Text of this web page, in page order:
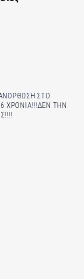
ΣΤΟ
ΧΡΟΝΙΑ!!!ΔΕΝ ΤΗΝ